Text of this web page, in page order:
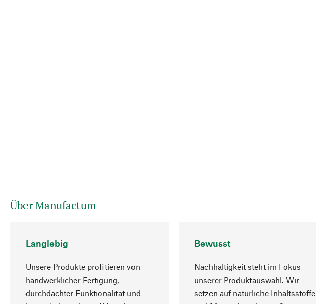
Über Manufactum
Langlebig
Unsere Produkte profitieren von
handwerklicher Fertigung,
durchdachter Funktionalität und
Bewusst
Nachhaltigkeit steht im Fokus
unserer Produktauswahl. Wir
setzen auf natürliche Inhaltsstoffe